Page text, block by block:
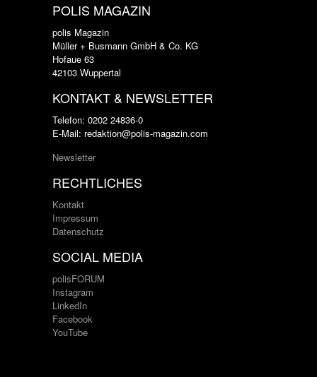
POLIS MAGAZIN
polis Magazin
Müller + Busmann GmbH & Co. KG
Hofaue 63
42103 Wuppertal
KONTAKT & NEWSLETTER
Telefon: 0202 24836-0
E-Mail: redaktion@polis-magazin.com
Newsletter
RECHTLICHES
Kontakt
Impressum
Datenschutz
SOCIAL MEDIA
polisFORUM
Instagram
LinkedIn
Facebook
YouTube